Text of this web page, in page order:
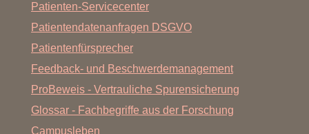
Patienten-Servicecenter
Patientendatenanfragen DSGVO
Patientenfürsprecher
Feedback- und Beschwerdemanagement
ProBeweis - Vertrauliche Spurensicherung
Glossar - Fachbegriffe aus der Forschung
Campusleben